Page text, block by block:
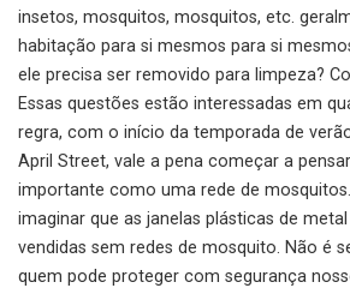
insetos, mosquitos, mosquitos, etc.
habitação para si mesmos para si
ele precisa ser removido para limpeza?
Essas questões estão interessadas em
regra, com o início da temporada de
April Street, vale a pena começar a
importante como uma rede de
imaginar que as janelas plásticas de
vendidas sem redes de mosquito. Não é
quem pode proteger com segurança